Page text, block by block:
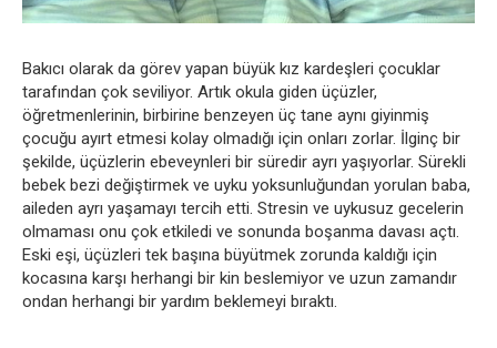
Bakıcı olarak da görev yapan büyük kız kardeşleri çocuklar
tarafından çok seviliyor. Artık okula giden üçüzler,
öğretmenlerinin, birbirine benzeyen üç tane aynı giyinmiş
çocuğu ayırt etmesi kolay olmadığı için onları zorlar. İlginç bir
şekilde, üçüzlerin ebeveynleri bir süredir ayrı yaşıyorlar. Sürekli
bebek bezi değiştirmek ve uyku yoksunluğundan yorulan baba,
aileden ayrı yaşamayı tercih etti. Stresin ve uykusuz gecelerin
olmaması onu çok etkiledi ve sonunda boşanma davası açtı.
Eski eşi, üçüzleri tek başına büyütmek zorunda kaldığı için
kocasına karşı herhangi bir kin beslemiyor ve uzun zamandır
ondan herhangi bir yardım beklemeyi bıraktı.